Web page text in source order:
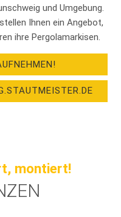
und Umgebung.
Ihnen ein Angebot,
ihre Pergolamarkisen.
montiert!